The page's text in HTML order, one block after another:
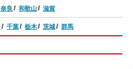
奈良 和歌山 滋賀
千葉 栃木 茨城 群馬